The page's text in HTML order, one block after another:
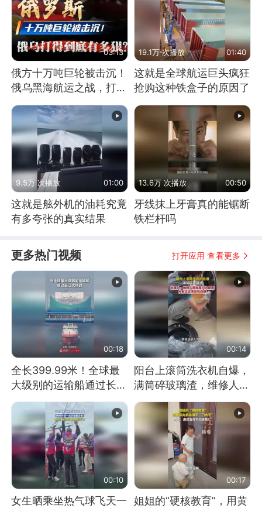
03:13
俄方十万吨巨轮被击沉！
俄乌黑海航运之战，打得
19.1万 次播放 01:40
这就是全球航运巨头疯狂
抢购这种铁盒子的原因了
9.5万 次播放 01:00
这就是舷外机的油耗究竟
有多夸张的真实结果
13.6万 次播放 00:50
牙线抹上牙膏真的能锯断
铁栏杆吗
更多热门视频 打开应用 查看更多
00:18
全长399.99米！全球最
大级别的运输船通过长江
大桥这一幕，太震撼了！
00:14
阳台上滚筒洗衣机自爆，
满筒碎玻璃渣，维修人员
称是人为原因，从未见过
洗衣机自爆
00:10
女生晒乘坐热气球飞天一
00:17
姐姐的“硬核教育”，用黄